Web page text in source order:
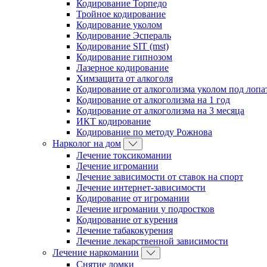
Кодирование Торпедо
Тройное кодирование
Кодирование уколом
Кодирование Эспераль
Кодирование SIT (mst)
Кодирование гипнозом
Лазерное кодирование
Химзащита от алкоголя
Кодирование от алкоголизма уколом под
Кодирование от алкоголизма на 1 год
Кодирование от алкоголизма на 3 месяца
ИКТ кодирование
Кодирование по методу Рожнова
Нарколог на дом
Лечение токсикомании
Лечение игромании
Лечение зависимости от ставок на спорт
Лечение интернет-зависимости
Кодирование от игромании
Лечение игромании у подростков
Кодирование от курения
Лечение табакокурения
Лечение лекарственной зависимости
Лечение наркомании
Снятие ломки